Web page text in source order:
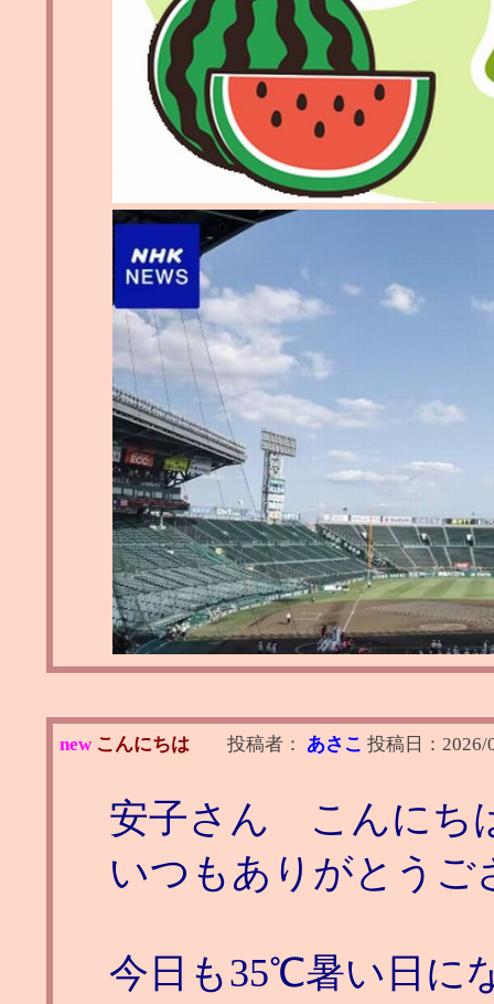
new こんにちは 投稿者： あさこ 投稿日： 2026/
安子さん こんにち
いつもありがとうご
今日も35℃暑い日に